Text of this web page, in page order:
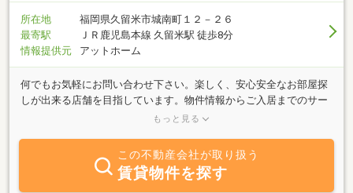
所在地
福岡県久留米市城南町１２－２６
最寄駅
ＪＲ鹿児島本線 久留米駅 徒歩8分
情報提供元
アットホーム
何でもお気軽にお問い合わせ下さい。楽しく、安心安全なお部屋探
しが出来る店舗を目指しています。物件情報からご入居までのサー
ビスをスタッフ一同、精一杯努めさせて頂きます。★女性スタッフ
ださい。★電話工事完了しました。ご迷惑をおかけしました。★当
事務所ビル駐車場拡張工事(11台を予定）を行います。よろしくお願
もっと見る
この不動産会社が取り扱う
賃貸物件を探す